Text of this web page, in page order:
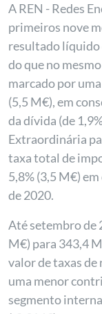
A REN - Redes
primeiros nove
resultado líquido
do que no
marcado por
(5,5 M€), em
da dívida (de
Extraordinária
taxa total de
5,8% (3,5 M€)
de 2020.
Até setembro de
M€) para 343,4
valor de taxas de
uma menor
segmento